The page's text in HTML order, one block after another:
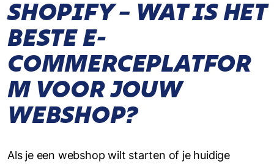
SHOPIFY – WAT IS HET
BESTE E-
COMMERCEPLATFOR
M VOOR JOUW
WEBSHOP?
Als je een webshop wilt starten of je huidige